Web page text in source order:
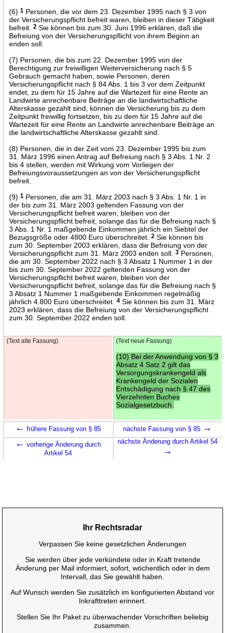
(6) 1Personen, die vor dem 23. Dezember 1995 nach § 3 von
der Versicherungspflicht befreit waren, bleiben in dieser Tätigkeit
befreit.
2Sie können bis zum 30. Juni 1996 erklären, daß die
Befreiung von der Versicherungspflicht von ihrem Beginn an
enden soll.
(7) Personen, die bis zum 22. Dezember 1995 von der
Berechtigung zur freiwilligen Weiterversicherung nach § 5
Gebrauch gemacht haben, sowie Personen, deren
Versicherungspflicht nach § 84 Abs. 1 bis 3 vor dem Zeitpunkt
endet, zu dem für 15 Jahre auf die Wartezeit für eine Rente an
Landwirte anrechenbare Beiträge an die landwirtschaftliche
Alterskasse gezahlt sind, können die Versicherung bis zu dem
Zeitpunkt freiwillig fortsetzen, bis zu dem für 15 Jahre auf die
Wartezeit für eine Rente an Landwirte anrechenbare Beiträge an
die landwirtschaftliche Alterskasse gezahlt sind.
(8) Personen, die in der Zeit vom 23. Dezember 1995 bis zum
31. März 1996 einen Antrag auf Befreiung nach § 3 Abs. 1 Nr. 2
bis 4 stellen, werden mit Wirkung vom Vorliegen der
Befreiungsvoraussetzungen an von der Versicherungspflicht
befreit.
(9) 1Personen, die am 31. März 2003 nach § 3 Abs. 1 Nr. 1 in
der bis zum 31. März 2003 geltenden Fassung von der
Versicherungspflicht befreit waren, bleiben von der
Versicherungspflicht befreit, solange das für die Befreiung nach §
3 Abs. 1 Nr. 1 maßgebende Einkommen jährlich ein Siebtel der
Bezugsgröße oder 4800 Euro überschreitet.
2Sie können bis
zum 30. September 2003 erklären, dass die Befreiung von der
Versicherungspflicht zum 31. März 2003 enden soll.
3Personen,
die am 30. September 2022 nach § 3 Absatz 1 Nummer 1 in der
bis zum 30. September 2022 geltenden Fassung von der
Versicherungspflicht befreit waren, bleiben von der
Versicherungspflicht befreit, solange das für die Befreiung nach §
3 Absatz 1 Nummer 1 maßgebende Einkommen regelmäßig
jährlich 4.800 Euro überschreitet.
4Sie können bis zum 31. März
2023 erklären, dass die Befreiung von der Versicherungspflicht
zum 30. September 2022 enden soll.
(Text alte Fassung) (Text neue Fassung)
(10) Bei der Anwendung von § 3
Absatz 4 Satz 2 gilt das
Versorgungskrankengeld als
Krankengeld der Sozialen
Entschädigung nach § 47 des
Vierzehnten Buches
Sozialgesetzbuch.
← frühere Fassung von § 85 nächste Fassung von § 85 →
← vorherige Änderung durch
Artikel 54
nächste Änderung durch Artikel 54
→
Ihr Rechtsradar
Verpassen Sie keine gesetzlichen Änderungen
Sie werden über jede verkündete oder in Kraft tretende
Änderung per Mail informiert, sofort, wöchentlich oder in dem
Intervall, das Sie gewählt haben.
Auf Wunsch werden Sie zusätzlich im konfigurierten Abstand vor
Inkrafttreten erinnert.
Stellen Sie Ihr Paket zu überwachender Vorschriften beliebig
zusammen.